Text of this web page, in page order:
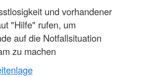
und vorhandener
"Hilfe" rufen, um
auf die Notfallsituation
zu machen